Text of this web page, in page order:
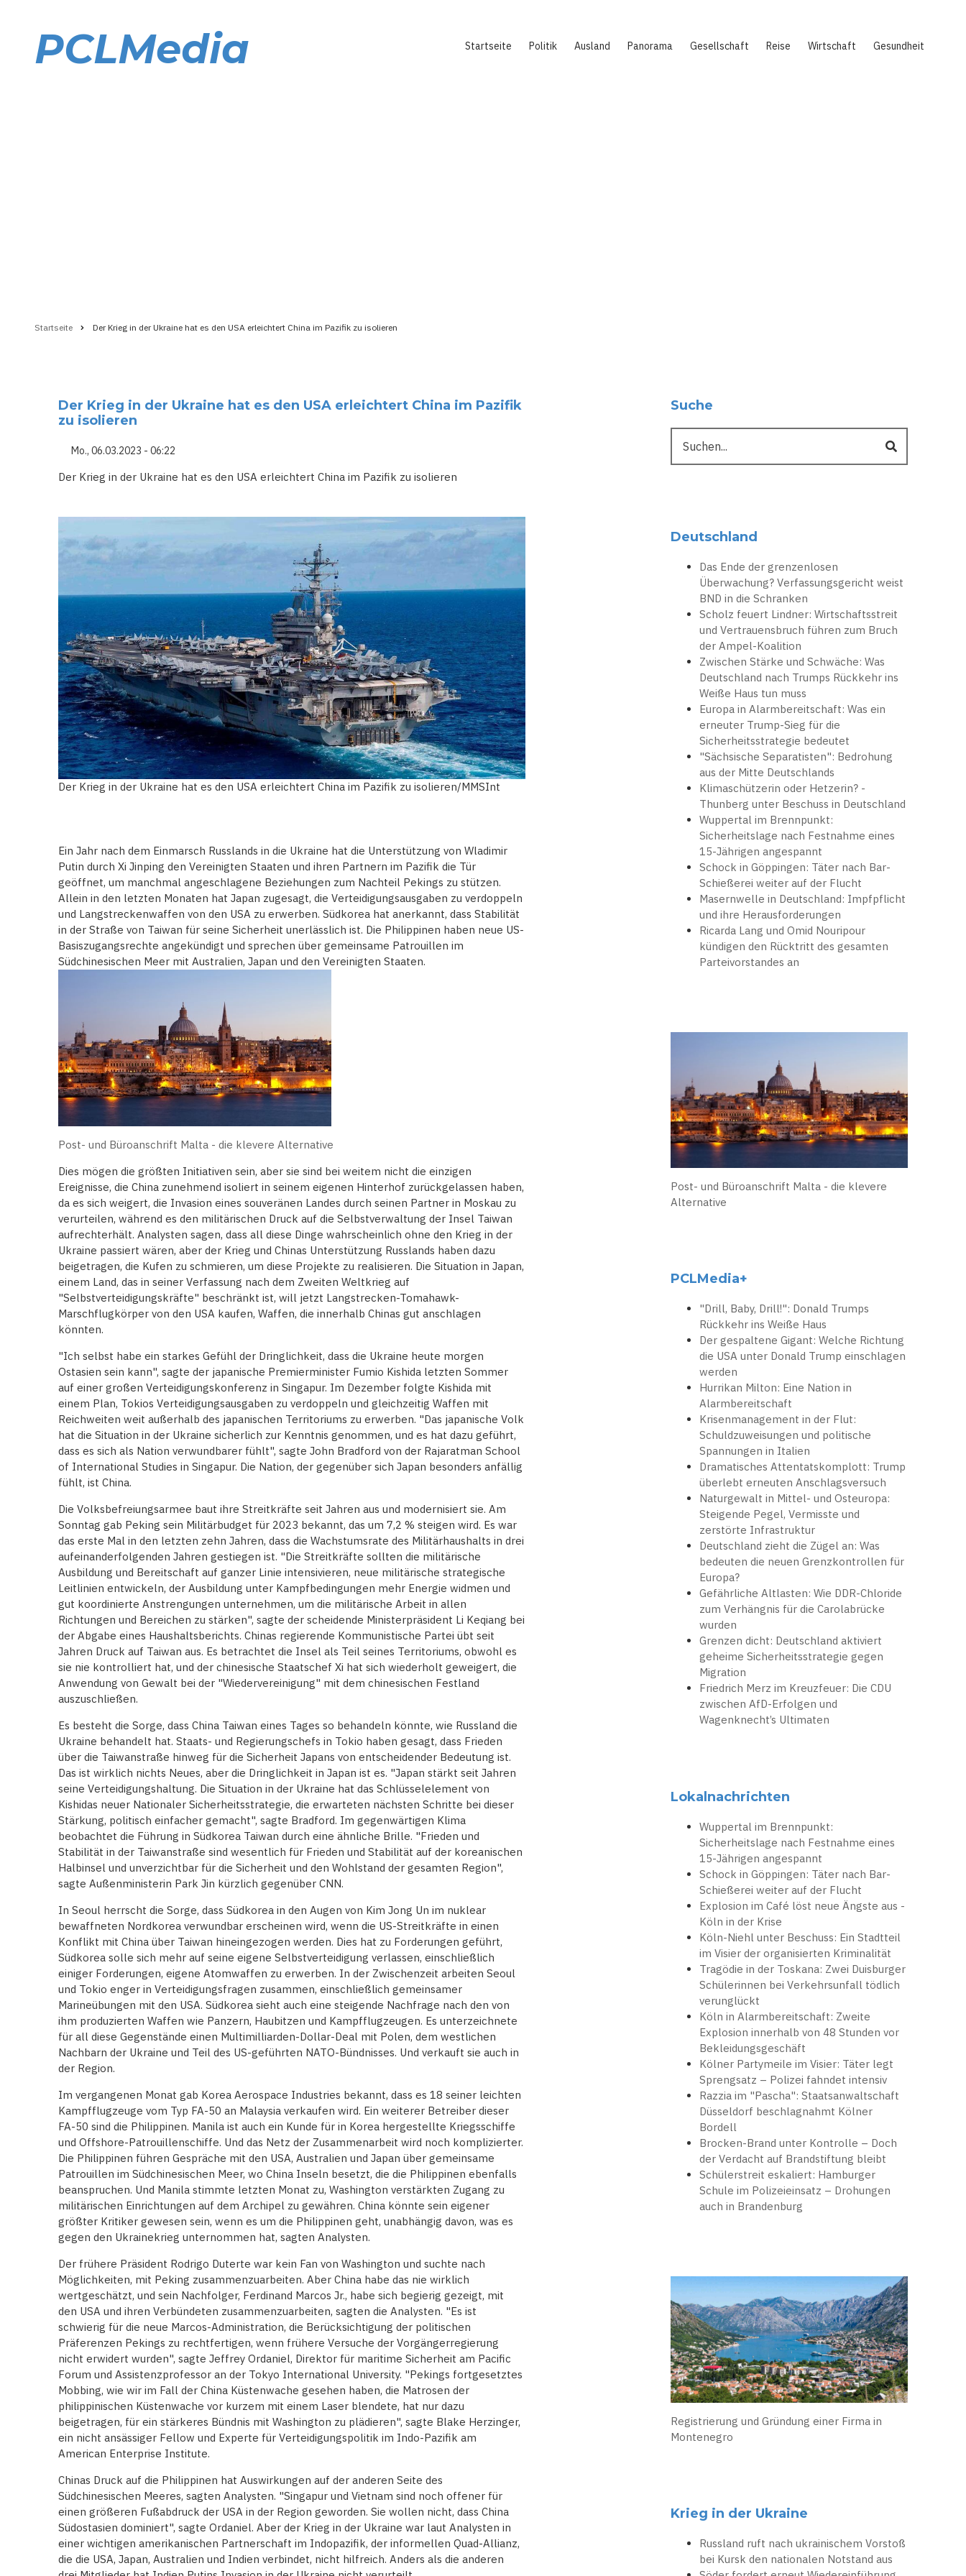
PCLMedia Startseite Politik Ausland Panorama Gesellschaft Reise Wirtschaft Gesundheit
Startseite Der Krieg in der Ukraine hat es den USA erleichtert China im Pazifik zu isolieren
Der Krieg in der Ukraine hat es den USA erleichtert China im Pazifik
zu isolieren
Mo., 06.03.2023 - 06:22
Der Krieg in der Ukraine hat es den USA erleichtert China im Pazifik zu isolieren
Der Krieg in der Ukraine hat es den USA erleichtert China im Pazifik zu isolieren/MMSInt
Ein Jahr nach dem Einmarsch Russlands in die Ukraine hat die Unterstützung von Wladimir
Putin durch Xi Jinping den Vereinigten Staaten und ihren Partnern im Pazifik die Tür
geöffnet, um manchmal angeschlagene Beziehungen zum Nachteil Pekings zu stützen.
Allein in den letzten Monaten hat Japan zugesagt, die Verteidigungsausgaben zu verdoppeln
und Langstreckenwaffen von den USA zu erwerben. Südkorea hat anerkannt, dass Stabilität
in der Straße von Taiwan für seine Sicherheit unerlässlich ist. Die Philippinen haben neue US-
Basiszugangsrechte angekündigt und sprechen über gemeinsame Patrouillen im
Südchinesischen Meer mit Australien, Japan und den Vereinigten Staaten.
Post- und Büroanschrift Malta - die klevere Alternative
Dies mögen die größten Initiativen sein, aber sie sind bei weitem nicht die einzigen
Ereignisse, die China zunehmend isoliert in seinem eigenen Hinterhof zurückgelassen haben,
da es sich weigert, die Invasion eines souveränen Landes durch seinen Partner in Moskau zu
verurteilen, während es den militärischen Druck auf die Selbstverwaltung der Insel Taiwan
aufrechterhält. Analysten sagen, dass all diese Dinge wahrscheinlich ohne den Krieg in der
Ukraine passiert wären, aber der Krieg und Chinas Unterstützung Russlands haben dazu
beigetragen, die Kufen zu schmieren, um diese Projekte zu realisieren. Die Situation in Japan,
einem Land, das in seiner Verfassung nach dem Zweiten Weltkrieg auf
"Selbstverteidigungskräfte" beschränkt ist, will jetzt Langstrecken-Tomahawk-
Marschflugkörper von den USA kaufen, Waffen, die innerhalb Chinas gut anschlagen
könnten.
"Ich selbst habe ein starkes Gefühl der Dringlichkeit, dass die Ukraine heute morgen
Ostasien sein kann", sagte der japanische Premierminister Fumio Kishida letzten Sommer
auf einer großen Verteidigungskonferenz in Singapur. Im Dezember folgte Kishida mit
einem Plan, Tokios Verteidigungsausgaben zu verdoppeln und gleichzeitig Waffen mit
Reichweiten weit außerhalb des japanischen Territoriums zu erwerben. "Das japanische Volk
hat die Situation in der Ukraine sicherlich zur Kenntnis genommen, und es hat dazu geführt,
dass es sich als Nation verwundbarer fühlt", sagte John Bradford von der Rajaratman School
of International Studies in Singapur. Die Nation, der gegenüber sich Japan besonders anfällig
fühlt, ist China.
Die Volksbefreiungsarmee baut ihre Streitkräfte seit Jahren aus und modernisiert sie. Am
Sonntag gab Peking sein Militärbudget für 2023 bekannt, das um 7,2 % steigen wird. Es war
das erste Mal in den letzten zehn Jahren, dass die Wachstumsrate des Militärhaushalts in drei
aufeinanderfolgenden Jahren gestiegen ist. "Die Streitkräfte sollten die militärische
Ausbildung und Bereitschaft auf ganzer Linie intensivieren, neue militärische strategische
Leitlinien entwickeln, der Ausbildung unter Kampfbedingungen mehr Energie widmen und
gut koordinierte Anstrengungen unternehmen, um die militärische Arbeit in allen
Richtungen und Bereichen zu stärken", sagte der scheidende Ministerpräsident Li Keqiang bei
der Abgabe eines Haushaltsberichts. Chinas regierende Kommunistische Partei übt seit
Jahren Druck auf Taiwan aus. Es betrachtet die Insel als Teil seines Territoriums, obwohl es
sie nie kontrolliert hat, und der chinesische Staatschef Xi hat sich wiederholt geweigert, die
Anwendung von Gewalt bei der "Wiedervereinigung" mit dem chinesischen Festland
auszuschließen.
Es besteht die Sorge, dass China Taiwan eines Tages so behandeln könnte, wie Russland die
Ukraine behandelt hat. Staats- und Regierungschefs in Tokio haben gesagt, dass Frieden
über die Taiwanstraße hinweg für die Sicherheit Japans von entscheidender Bedeutung ist.
Das ist wirklich nichts Neues, aber die Dringlichkeit in Japan ist es. "Japan stärkt seit Jahren
seine Verteidigungshaltung. Die Situation in der Ukraine hat das Schlüsselelement von
Kishidas neuer Nationaler Sicherheitsstrategie, die erwarteten nächsten Schritte bei dieser
Stärkung, politisch einfacher gemacht", sagte Bradford. Im gegenwärtigen Klima
beobachtet die Führung in Südkorea Taiwan durch eine ähnliche Brille. "Frieden und
Stabilität in der Taiwanstraße sind wesentlich für Frieden und Stabilität auf der koreanischen
Halbinsel und unverzichtbar für die Sicherheit und den Wohlstand der gesamten Region",
sagte Außenministerin Park Jin kürzlich gegenüber CNN.
In Seoul herrscht die Sorge, dass Südkorea in den Augen von Kim Jong Un im nuklear
bewaffneten Nordkorea verwundbar erscheinen wird, wenn die US-Streitkräfte in einen
Konflikt mit China über Taiwan hineingezogen werden. Dies hat zu Forderungen geführt,
Südkorea solle sich mehr auf seine eigene Selbstverteidigung verlassen, einschließlich
einiger Forderungen, eigene Atomwaffen zu erwerben. In der Zwischenzeit arbeiten Seoul
und Tokio enger in Verteidigungsfragen zusammen, einschließlich gemeinsamer
Marineübungen mit den USA. Südkorea sieht auch eine steigende Nachfrage nach den von
ihm produzierten Waffen wie Panzern, Haubitzen und Kampfflugzeugen. Es unterzeichnete
für all diese Gegenstände einen Multimilliarden-Dollar-Deal mit Polen, dem westlichen
Nachbarn der Ukraine und Teil des US-geführten NATO-Bündnisses. Und verkauft sie auch in
der Region.
Im vergangenen Monat gab Korea Aerospace Industries bekannt, dass es 18 seiner leichten
Kampfflugzeuge vom Typ FA-50 an Malaysia verkaufen wird. Ein weiterer Betreiber dieser
FA-50 sind die Philippinen. Manila ist auch ein Kunde für in Korea hergestellte Kriegsschiffe
und Offshore-Patrouillenschiffe. Und das Netz der Zusammenarbeit wird noch komplizierter.
Die Philippinen führen Gespräche mit den USA, Australien und Japan über gemeinsame
Patrouillen im Südchinesischen Meer, wo China Inseln besetzt, die die Philippinen ebenfalls
beanspruchen. Und Manila stimmte letzten Monat zu, Washington verstärkten Zugang zu
militärischen Einrichtungen auf dem Archipel zu gewähren. China könnte sein eigener
größter Kritiker gewesen sein, wenn es um die Philippinen geht, unabhängig davon, was es
gegen den Ukrainekrieg unternommen hat, sagten Analysten.
Der frühere Präsident Rodrigo Duterte war kein Fan von Washington und suchte nach
Möglichkeiten, mit Peking zusammenzuarbeiten. Aber China habe das nie wirklich
wertgeschätzt, und sein Nachfolger, Ferdinand Marcos Jr., habe sich begierig gezeigt, mit
den USA und ihren Verbündeten zusammenzuarbeiten, sagten die Analysten. "Es ist
schwierig für die neue Marcos-Administration, die Berücksichtigung der politischen
Präferenzen Pekings zu rechtfertigen, wenn frühere Versuche der Vorgängerregierung
nicht erwidert wurden", sagte Jeffrey Ordaniel, Direktor für maritime Sicherheit am Pacific
Forum und Assistenzprofessor an der Tokyo International University. "Pekings fortgesetztes
Mobbing, wie wir im Fall der China Küstenwache gesehen haben, die Matrosen der
philippinischen Küstenwache vor kurzem mit einem Laser blendete, hat nur dazu
beigetragen, für ein stärkeres Bündnis mit Washington zu plädieren", sagte Blake Herzinger,
ein nicht ansässiger Fellow und Experte für Verteidigungspolitik im Indo-Pazifik am
American Enterprise Institute.
Chinas Druck auf die Philippinen hat Auswirkungen auf der anderen Seite des
Südchinesischen Meeres, sagten Analysten. "Singapur und Vietnam sind noch offener für
einen größeren Fußabdruck der USA in der Region geworden. Sie wollen nicht, dass China
Südostasien dominiert", sagte Ordaniel. Aber der Krieg in der Ukraine war laut Analysten in
einer wichtigen amerikanischen Partnerschaft im Indopazifik, der informellen Quad-Allianz,
die die USA, Japan, Australien und Indien verbindet, nicht hilfreich. Anders als die anderen
Suche
Deutschland
Das Ende der grenzenlosen
Überwachung? Verfassungsgericht weist
BND in die Schranken
Scholz feuert Lindner: Wirtschaftsstreit
und Vertrauensbruch führen zum Bruch
der Ampel-Koalition
Zwischen Stärke und Schwäche: Was
Deutschland nach Trumps Rückkehr ins
Weiße Haus tun muss
Europa in Alarmbereitschaft: Was ein
erneuter Trump-Sieg für die
Sicherheitsstrategie bedeutet
"Sächsische Separatisten": Bedrohung
aus der Mitte Deutschlands
Klimaschützerin oder Hetzerin? -
Thunberg unter Beschuss in Deutschland
Wuppertal im Brennpunkt:
Sicherheitslage nach Festnahme eines
15-Jährigen angespannt
Schock in Göppingen: Täter nach Bar-
Schießerei weiter auf der Flucht
Masernwelle in Deutschland: Impfpflicht
und ihre Herausforderungen
Ricarda Lang und Omid Nouripour
kündigen den Rücktritt des gesamten
Parteivorstandes an
Post- und Büroanschrift Malta - die klevere
Alternative
PCLMedia+
"Drill, Baby, Drill!": Donald Trumps
Rückkehr ins Weiße Haus
Der gespaltene Gigant: Welche Richtung
die USA unter Donald Trump einschlagen
werden
Hurrikan Milton: Eine Nation in
Alarmbereitschaft
Krisenmanagement in der Flut:
Schuldzuweisungen und politische
Spannungen in Italien
Dramatisches Attentatskomplott: Trump
überlebt erneuten Anschlagsversuch
Naturgewalt in Mittel- und Osteuropa:
Steigende Pegel, Vermisste und
zerstörte Infrastruktur
Deutschland zieht die Zügel an: Was
bedeuten die neuen Grenzkontrollen für
Europa?
Gefährliche Altlasten: Wie DDR-Chloride
zum Verhängnis für die Carolabrücke
wurden
Grenzen dicht: Deutschland aktiviert
geheime Sicherheitsstrategie gegen
Migration
Friedrich Merz im Kreuzfeuer: Die CDU
zwischen AfD-Erfolgen und
Wagenknecht’s Ultimaten
Lokalnachrichten
Wuppertal im Brennpunkt:
Sicherheitslage nach Festnahme eines
15-Jährigen angespannt
Schock in Göppingen: Täter nach Bar-
Schießerei weiter auf der Flucht
Explosion im Café löst neue Ängste aus -
Köln in der Krise
Köln-Niehl unter Beschuss: Ein Stadtteil
im Visier der organisierten Kriminalität
Tragödie in der Toskana: Zwei Duisburger
Schülerinnen bei Verkehrsunfall tödlich
verunglückt
Köln in Alarmbereitschaft: Zweite
Explosion innerhalb von 48 Stunden vor
Bekleidungsgeschäft
Kölner Partymeile im Visier: Täter legt
Sprengsatz – Polizei fahndet intensiv
Razzia im "Pascha": Staatsanwaltschaft
Düsseldorf beschlagnahmt Kölner
Bordell
Brocken-Brand unter Kontrolle – Doch
der Verdacht auf Brandstiftung bleibt
Schülerstreit eskaliert: Hamburger
Schule im Polizeieinsatz – Drohungen
auch in Brandenburg
Registrierung und Gründung einer Firma in
Montenegro
Krieg in der Ukraine
Russland ruft nach ukrainischem Vorstoß
bei Kursk den nationalen Notstand aus